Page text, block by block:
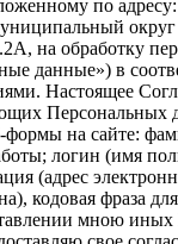
по
на обработку
данные») в
Настоящее
Персональных
на сайте:
логин (имя
(адрес
кодовая фраза
мною